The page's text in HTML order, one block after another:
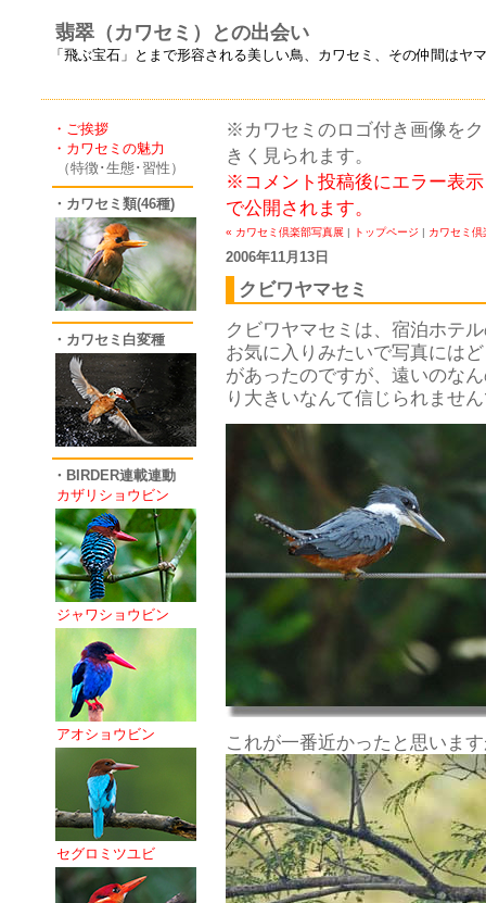
翡翠（カワセミ）との出会い
「飛ぶ宝石」とまで形容される美しい鳥、カワセミ、その仲間は
・ご挨拶
・カワセミの魅力
（特徴･生態･習性）
・カワセミ類(46種)
・カワセミ白変種
・BIRDER連載連動
カザリショウビン
ジャワショウビン
アオショウビン
セグロミツユビ
※カワセミのロゴ付き画像を
きく見られます。
※コメント投稿後にエラー表
で公開されます。
« カワセミ倶楽部写真展 | トップページ | カワセミ
2006年11月13日
クビワヤマセミ
クビワヤマセミは、宿泊ホテ
お気に入りみたいで写真には
があったのですが、遠いのな
り大きいなんて信じられませ
これが一番近かったと思いま